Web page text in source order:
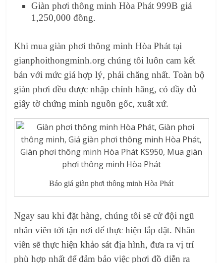
Giàn phơi thông minh Hòa Phát 999B giá
1,250,000 đồng.
Khi mua giàn phơi thông minh Hòa Phát tại
gianphoithongminh.org chúng tôi luôn cam kết
bán với mức giá hợp lý, phải chăng nhất. Toàn bộ
giàn phơi đều được nhập chính hãng, có đầy đủ
giấy tờ chứng minh nguồn gốc, xuất xứ.
Báo giá giàn phơi thông minh Hòa Phát
Ngay sau khi đặt hàng, chúng tôi sẽ cử đội ngũ
nhân viên tới tận nơi để thực hiện lắp đặt. Nhân
viên sẽ thực hiện khảo sát địa hình, đưa ra vị trí
phù hợp nhất để đảm bảo việc phơi đồ diễn ra